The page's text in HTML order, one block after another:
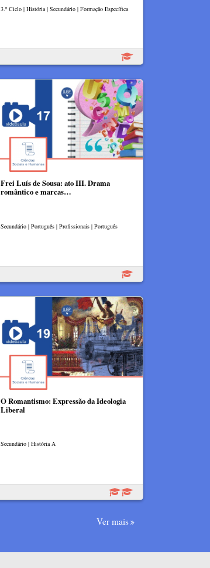
3.º Ciclo | História | Secundário | Formação Específica
Frei Luís de Sousa: ato III. Drama
romântico e marcas…
Secundário | Português | Profissionais | Português
O Romantismo: Expressão da Ideologia
Liberal
Secundário | História A
Ver mais